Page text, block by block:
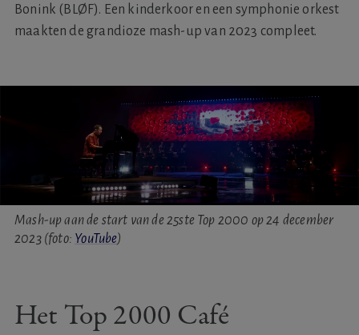
Bonink (BLØF). Een kinderkoor en een symphonie orkest
maakten de grandioze mash-up van 2023 compleet.
Mash-up aan de start van de 25ste Top 2000 op 24 december
2023 (foto: YouTube)
Het Top 2000 Café